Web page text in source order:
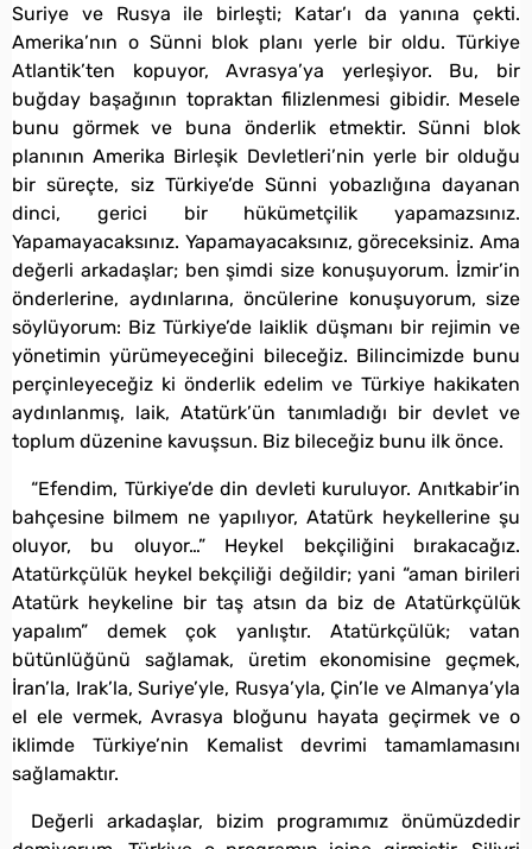
Suriye ve Rusya ile birleşti; Katar’ı da yanına çekti.
Amerika’nın o Sünni blok planı yerle bir oldu. Türkiye
Atlantik’ten kopuyor, Avrasya’ya yerleşiyor. Bu, bir
buğday başağının topraktan filizlenmesi gibidir. Mesele
bunu görmek ve buna önderlik etmektir. Sünni blok
planının Amerika Birleşik Devletleri’nin yerle bir olduğu
bir süreçte, siz Türkiye’de Sünni yobazlığına dayanan
dinci, gerici bir hükümetçilik yapamazsınız.
Yapamayacaksınız. Yapamayacaksınız, göreceksiniz. Ama
değerli arkadaşlar; ben şimdi size konuşuyorum. İzmir’in
önderlerine, aydınlarına, öncülerine konuşuyorum, size
söylüyorum: Biz Türkiye’de laiklik düşmanı bir rejimin ve
yönetimin yürümeyeceğini bileceğiz. Bilincimizde bunu
perçinleyeceğiz ki önderlik edelim ve Türkiye hakikaten
aydınlanmış, laik, Atatürk’ün tanımladığı bir devlet ve
toplum düzenine kavuşsun. Biz bileceğiz bunu ilk önce.
“Efendim, Türkiye’de din devleti kuruluyor. Anıtkabir’in
bahçesine bilmem ne yapılıyor, Atatürk heykellerine şu
oluyor, bu oluyor…” Heykel bekçiliğini bırakacağız.
Atatürkçülük heykel bekçiliği değildir; yani “aman birileri
Atatürk heykeline bir taş atsın da biz de Atatürkçülük
yapalım” demek çok yanlıştır. Atatürkçülük; vatan
bütünlüğünü sağlamak, üretim ekonomisine geçmek,
İran’la, Irak’la, Suriye’yle, Rusya’yla, Çin’le ve Almanya’yla
el ele vermek, Avrasya bloğunu hayata geçirmek ve o
iklimde Türkiye’nin Kemalist devrimi tamamlamasını
sağlamaktır.
Değerli arkadaşlar, bizim programımız önümüzdedir